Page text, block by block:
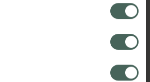
via webbplatsens
Ett återkallat samtycke påverkar inte
som skett innan återkallelsen.
och online i mobilen och på
du är så är det vårt uppdrag att